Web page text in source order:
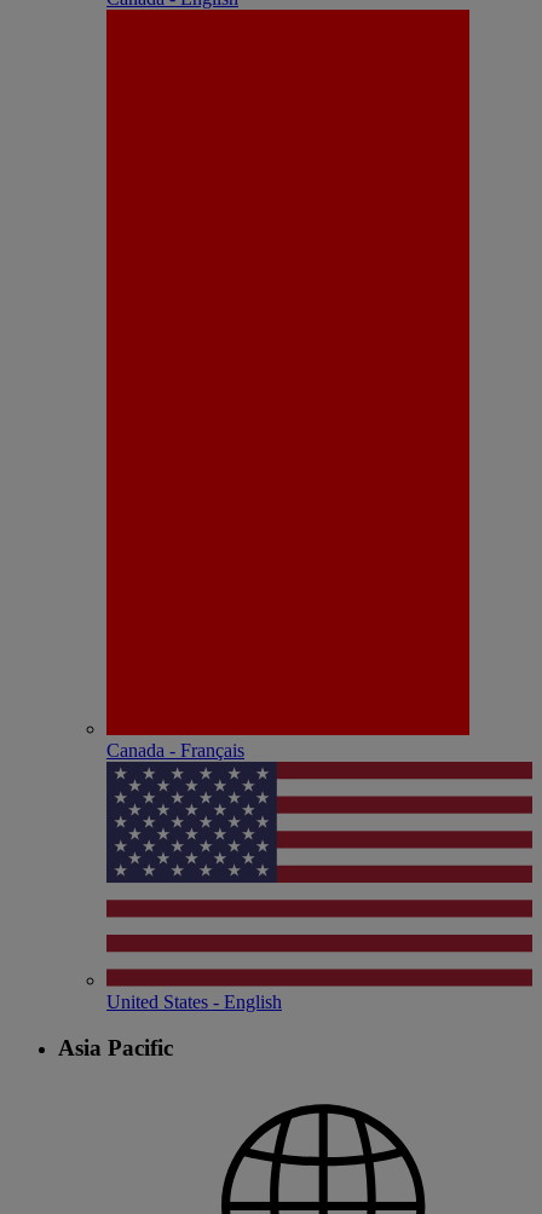
Canada - Français
United States - English
Asia Pacific